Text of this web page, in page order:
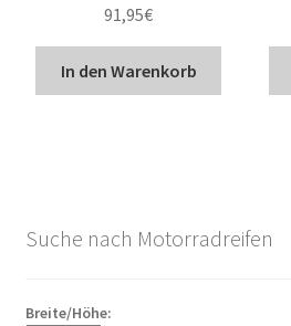
91,95€
In den Warenkorb
Suche nach Motorradreifen
Breite/Höhe: